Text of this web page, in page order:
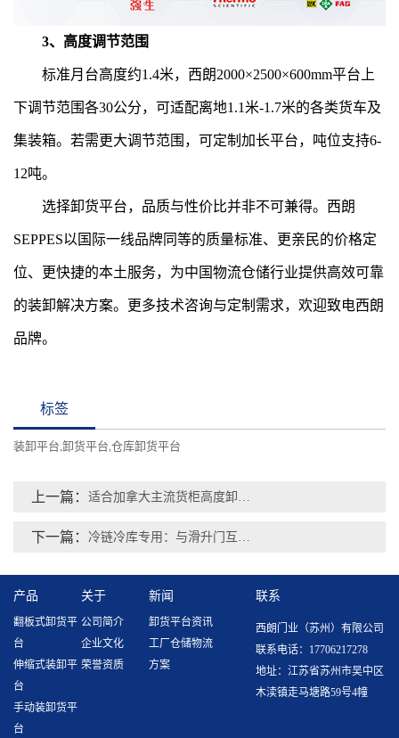
3、高度调节范围
标准月台高度约1.4米，西朗2000×2500×600mm平台上
下调节范围各30公分，可适配离地1.1米-1.7米的各类货车及
集装箱。若需更大调节范围，可定制加长平台，吨位支持6-
12吨。
选择卸货平台，品质与性价比并非不可兼得。西朗
SEPPES以国际一线品牌同等的质量标准、更亲民的价格定
位、更快捷的本土服务，为中国物流仓储行业提供高效可靠
的装卸解决方案。更多技术咨询与定制需求，欢迎致电西朗
品牌。
标签
装卸平台,卸货平台,仓库卸货平台
上一篇： 适合加拿大主流货柜高度卸货平台，助力跨境物流高效升级
下一篇： 冷链冷库专用：与滑升门互锁、恒温洁净、固定式卸货平台
产品
翻板式卸货平
台
伸缩式装卸平
台
手动装卸货平
台
关于
公司简介
企业文化
荣誉资质
新闻
卸货平台资讯
工厂仓储物流
方案
联系
西朗门业（苏州）有限公司
联系电话：17706217278
地址：江苏省苏州市吴中区
木渎镇走马塘路59号4幢